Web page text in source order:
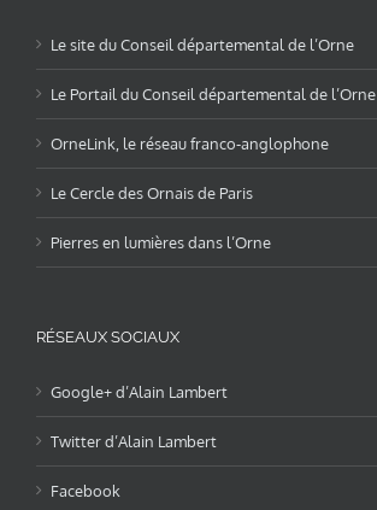
Le site du Conseil départemental de l’Orne
Le Portail du Conseil départemental de l’Orne
OrneLink, le réseau franco-anglophone
Le Cercle des Ornais de Paris
Pierres en lumières dans l’Orne
RÉSEAUX SOCIAUX
Google+ d’Alain Lambert
Twitter d’Alain Lambert
Facebook